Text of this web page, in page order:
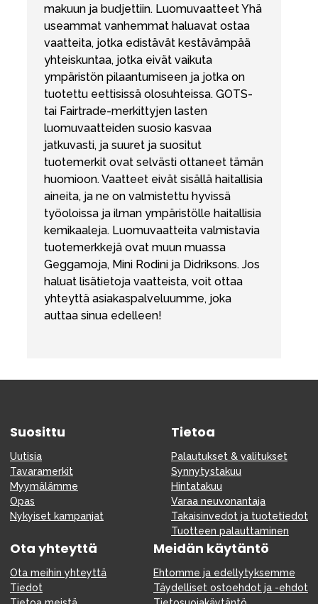
makuun ja budjettiin. Luomuvaatteet Yhä
useammat vanhemmat haluavat ostaa
vaatteita, jotka edistävät kestävämpää
yhteiskuntaa, jotka eivät vaikuta
ympäristön pilaantumiseen ja jotka on
tuotettu eettisissä olosuhteissa. GOTS-
tai Fairtrade-merkittyjen lasten
luomuvaatteiden suosio kasvaa
jatkuvasti, ja suuret ja suositut
tuotemerkit ovat selvästi ottaneet tämän
huomioon. Vaatteet eivät sisällä haitallisia
aineita, ja ne on valmistettu hyvissä
työoloissa ja ilman ympäristölle haitallisia
kemikaaleja. Luomuvaatteita valmistavia
tuotemerkkejä ovat muun muassa
Geggamoja, Mini Rodini ja Didriksons. Jos
haluat lisätietoja vaatteista, voit ottaa
yhteyttä asiakaspalveluumme, joka
auttaa sinua edelleen!
Suosittu
Uutisia
Tavaramerkit
Myymälämme
Opas
Nykyiset kampanjat
Tietoa
Palautukset & valitukset
Synnytystakuu
Hintatakuu
Varaa neuvonantaja
Takaisinvedot ja tuotetiedot
Tuotteen palauttaminen
Ota yhteyttä
Ota meihin yhteyttä
Tiedot
Meidän käytäntö
Ehtomme ja edellytyksemme
Täydelliset ostoehdot ja -ehdot